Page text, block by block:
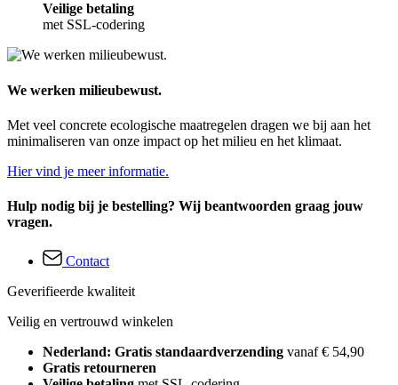
Veilige betaling
met SSL-codering
We werken milieubewust.
Met veel concrete ecologische maatregelen dragen we bij aan het
minimaliseren van onze impact op het milieu en het klimaat.
Hier vind je meer informatie.
Hulp nodig bij je bestelling? Wij beantwoorden graag jouw
vragen.
Contact
Geverifieerde kwaliteit
Veilig en vertrouwd winkelen
Nederland: Gratis standaardverzending vanaf € 54,90
Gratis retourneren